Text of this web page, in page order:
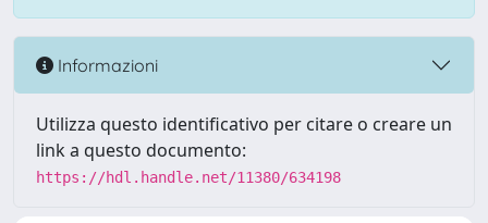
Informazioni
Utilizza questo identificativo per citare o creare un
link a questo documento:
https://hdl.handle.net/11380/634198